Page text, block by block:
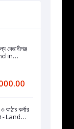
কেরানীগঞ্জ
in
কাঠার কর্নার
- Land